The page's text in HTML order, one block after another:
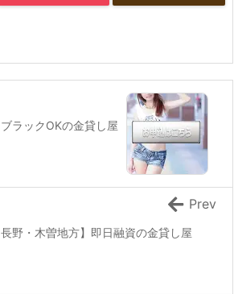
ブラックOKの金貸し屋
長野・木曽地方】即日融資の金貸し屋
Prev